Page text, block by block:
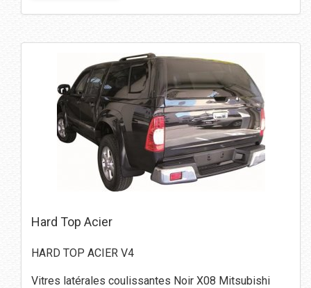
Hard Top Acier
HARD TOP ACIER V4
Vitres latérales coulissantes Noir X08 Mitsubishi